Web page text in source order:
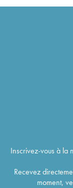
Inscrivez-vous à la
Recevez
moment,